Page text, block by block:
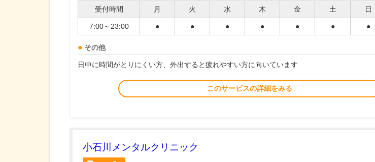
受付時間 月 火 水 木 金 土 日
7:00～23:00 ● ● ● ● ● ● ●
その他
日中に時間がとりにくい方、外出すると疲れやすい方に向いています
このサービスの詳細をみる
小石川メンタルクリニック